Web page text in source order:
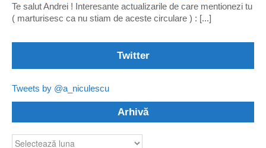
Te salut Andrei ! Interesante actualizarile de care mentionezi tu
( marturisesc ca nu stiam de aceste circulare ) : [...]
Twitter
Tweets by @a_niculescu
Arhivă